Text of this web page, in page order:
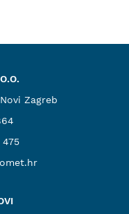
Zagreb
475